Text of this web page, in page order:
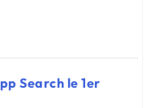
Search le 1er